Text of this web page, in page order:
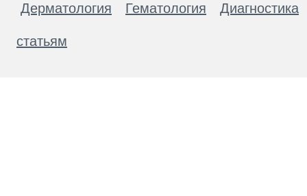
Дерматология Гематология Диагностика
статьям